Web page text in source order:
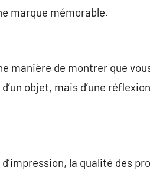
marque mémorable.
manière de montrer que
objet, mais d’une
la qualité des